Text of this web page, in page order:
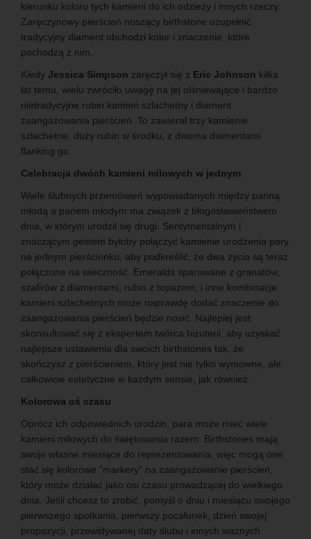
kierunku koloru tych kamieni do ich odzieży i innych rzeczy.
Zaręczynowy pierścień noszący birthstone uzupełnić
tradycyjny diament obchodzi kolor i znaczenie, które
pochodzą z nim.
Kiedy Jessica Simpson zaręczył się z Eric Johnson kilka
lat temu, wielu zwróciło uwagę na jej olśniewające i bardzo
nietradycyjne rubin kamień szlachetny i diament
zaangażowania pierścień. To zawierał trzy kamienie
szlachetne: duży rubin w środku, z dwoma diamentami
flanking go.
Celebracja dwóch kamieni milowych w jednym
Wiele ślubnych przemówień wypowiadanych między panną
młodą a panem młodym ma związek z błogosławieństwem
dnia, w którym urodził się drugi. Sentymentalnym i
znaczącym gestem byłoby połączyć kamienie urodzenia pary
na jednym pierścionku, aby podkreślić, że dwa życia są teraz
połączone na wieczność. Emeralds sparowane z granatów,
szafirów z diamentami, rubin z topazem, i inne kombinacje
kamieni szlachetnych może naprawdę dodać znaczenie do
zaangażowania pierścień będzie nosić. Najlepiej jest
skonsultować się z ekspertem twórca biżuterii, aby uzyskać
najlepsze ustawienia dla swoich birthstones tak, że
skończysz z pierścieniem, który jest nie tylko wymowne, ale
całkowicie estetyczne w każdym sensie, jak również.
Kolorowa oś czasu
Oprócz ich odpowiednich urodzin, para może mieć wiele
kamieni milowych do świętowania razem. Birthstones mają
swoje własne miesiące do reprezentowania, więc mogą one
stać się kolorowe "markery" na zaangażowanie pierścień,
który może działać jako osi czasu prowadzącej do wielkiego
dnia. Jeśli chcesz to zrobić, pomyśl o dniu i miesiącu swojego
pierwszego spotkania, pierwszy pocałunek, dzień swojej
propozycji, przewidywanej daty ślubu i innych ważnych